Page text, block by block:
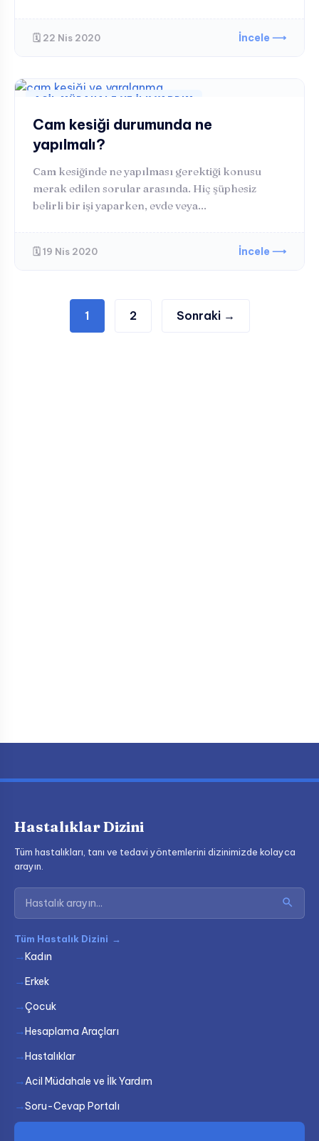
🗓️ 22 Nis 2020 İncele ⟶
ACIL MÜDAHALE VE İLK YARDIM
Cam kesiği durumunda ne
yapılmalı?
Cam kesiğinde ne yapılması gerektiği konusu
merak edilen sorular arasında. Hiç şüphesiz
belirli bir işi yaparken, evde veya...
🗓️ 19 Nis 2020 İncele ⟶
sayfalaması
1 2 Sonraki →
Hastalıklar Dizini
Tüm hastalıkları, tanı ve tedavi yöntemlerini dizinimizde kolayca
arayın.
Tüm Hastalık Dizini →
Kadın
Erkek
Çocuk
Hesaplama Araçları
Hastalıklar
Acil Müdahale ve İlk Yardım
Soru-Cevap Portalı